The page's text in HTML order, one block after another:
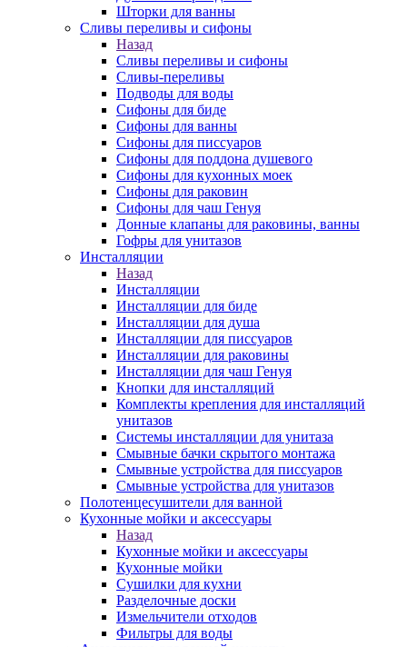
Шторки для ванны
Сливы переливы и сифоны
Назад
Сливы переливы и сифоны
Сливы-переливы
Подводы для воды
Сифоны для биде
Сифоны для ванны
Сифоны для писсуаров
Сифоны для поддона душевого
Сифоны для кухонных моек
Сифоны для раковин
Сифоны для чаш Генуя
Донные клапаны для раковины, ванны
Гофры для унитазов
Инсталляции
Назад
Инсталляции
Инсталляции для биде
Инсталляции для душа
Инсталляции для писсуаров
Инсталляции для раковины
Инсталляции для чаш Генуя
Кнопки для инсталляций
Комплекты крепления для инсталляций
унитазов
Системы инсталляции для унитаза
Смывные бачки скрытого монтажа
Смывные устройства для писсуаров
Смывные устройства для унитазов
Полотенцесушители для ванной
Кухонные мойки и аксессуары
Назад
Кухонные мойки и аксессуары
Кухонные мойки
Сушилки для кухни
Разделочные доски
Измельчители отходов
Фильтры для воды